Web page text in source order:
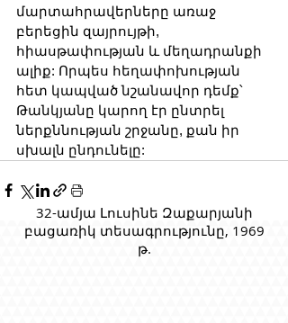
մարտահրավերները առաջ
բերեցին զայրույթի,
հիասթափության և մեղադրանքի
ալիք: Որպես հեղափոխության
հետ կապված նշանավոր դեմք՝
Թանկյանը կարող էր ընտրել
ներքննության շրջանը, քան իր
սխալն ընդունելը:
32-ամյա Լուսինե Զաքարյանի
բացառիկ տեսագրությունը, 1969
թ.